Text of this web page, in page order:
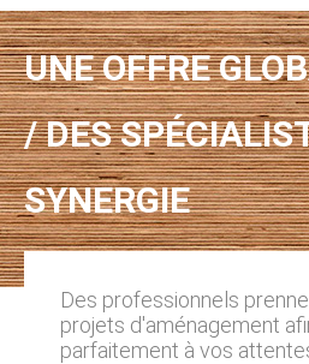
UNE OFFRE
/ DES
SYNERGIE
Des professionnels
projets d'aménagement
parfaitement à vos